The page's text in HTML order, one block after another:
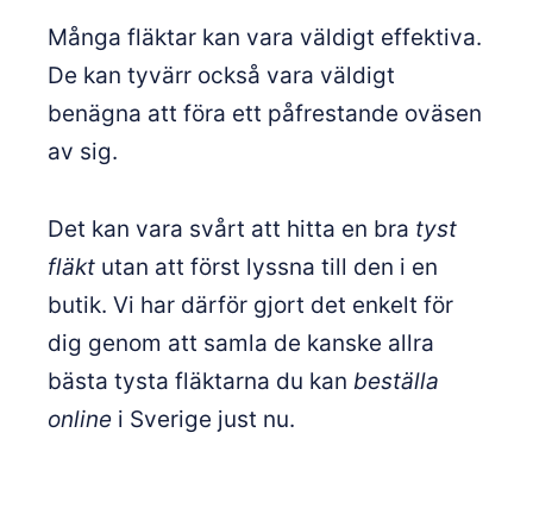
Många fläktar kan vara väldigt effektiva.
De kan tyvärr också vara väldigt
benägna att föra ett påfrestande oväsen
av sig.
Det kan vara svårt att hitta en bra tyst
fläkt utan att först lyssna till den i en
butik. Vi har därför gjort det enkelt för
dig genom att samla de kanske allra
bästa tysta fläktarna du kan beställa
online i Sverige just nu.